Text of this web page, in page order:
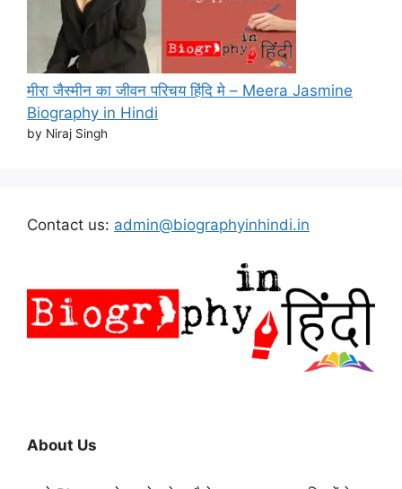
मीरा जैस्मीन का जीवन परिचय हिंदि मे – Meera Jasmine
Biography in Hindi
by Niraj Singh
Contact us: admin@biographyinhindi.in
About Us